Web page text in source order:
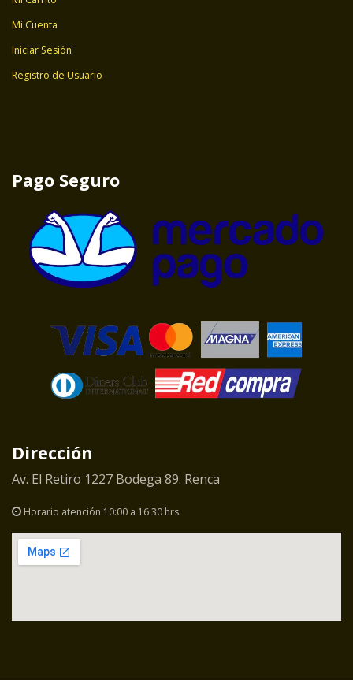
Mi Cuenta
Iniciar Sesión
Registro de Usuario
Pago Seguro
Dirección
Av. El Retiro 1227 Bodega 89. Renca
Horario atención 10:00 a 16:30 hrs.